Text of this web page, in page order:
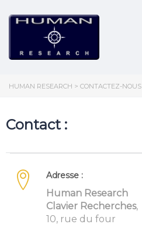
HUMAN RESEARCH > CONTACTEZ-NOUS
Contact :
Adresse :
Human Research
Clavier Recherches,
10, rue du four